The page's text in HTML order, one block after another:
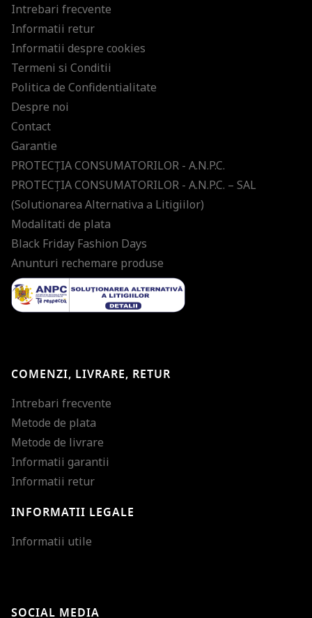
Intrebari frecvente
Informatii retur
Informatii despre cookies
Termeni si Conditii
Politica de Confidentialitate
Despre noi
Contact
Garantie
PROTECŢIA CONSUMATORILOR - A.N.P.C.
PROTECŢIA CONSUMATORILOR - A.N.P.C. – SAL
(Solutionarea Alternativa a Litigiilor)
Modalitati de plata
Black Friday Fashion Days
Anunturi rechemare produse
COMENZI, LIVRARE, RETUR
Intrebari frecvente
Metode de plata
Metode de livrare
Informatii garantii
Informatii retur
INFORMATII LEGALE
Informatii utile
SOCIAL MEDIA